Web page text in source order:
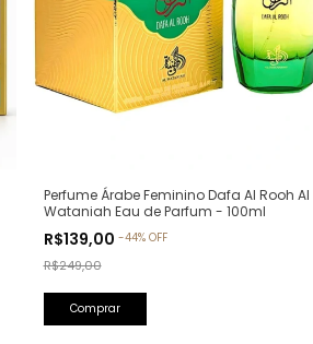
Perfume Árabe Feminino Dafa Al Rooh Al
Wataniah Eau de Parfum - 100ml
R$139,00 -44% OFF
R$249,00